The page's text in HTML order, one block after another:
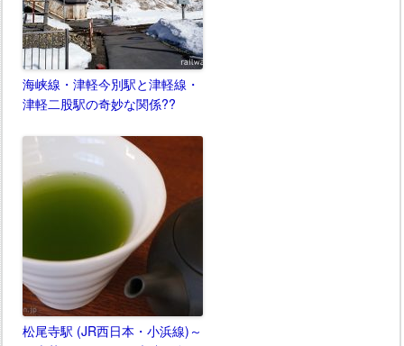
海峡線・津軽今別駅と津軽線・
津軽二股駅の奇妙な関係??
松尾寺駅 (JR西日本・小浜線)～